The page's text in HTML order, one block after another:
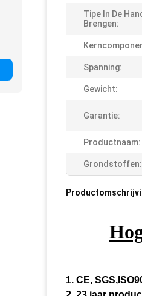
Tipe In De
Brengen:
Spanning:
Gewicht:
Garantie:
Productnaam:
Grondstoffen:
1. CE,